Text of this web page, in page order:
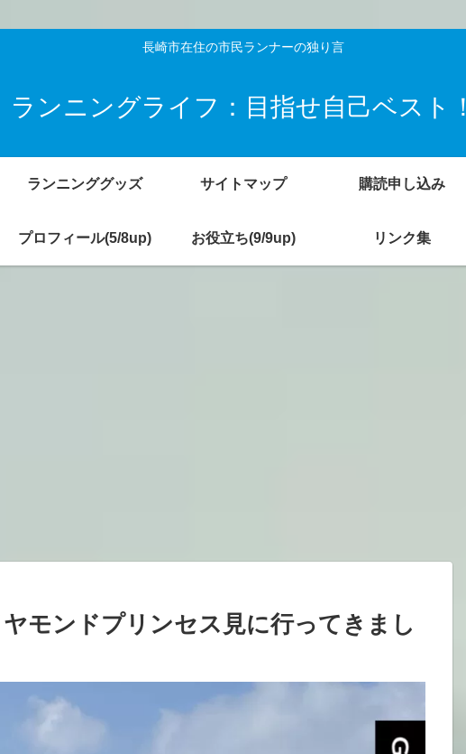
長崎市在住の市民ランナーの独り言
ランニングライフ：目指せ自己ベスト！
ランニンググッズ サイトマップ 購読申し込み
プロフィール(5/8up) お役立ち(9/9up) リンク集
モンドプリンセス見に行ってきまし